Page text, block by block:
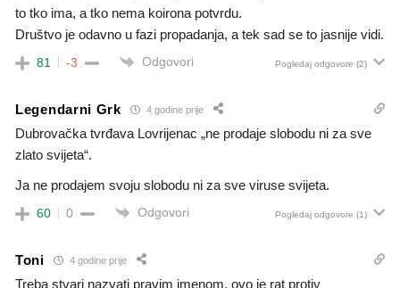
to tko ima, a tko nema koirona potvrdu.
Društvo je odavno u fazi propadanja, a tek sad se to jasnije vidi.
81 -3 Odgovori Pogledaj odgovore (2)
Legendarni Grk 4 godine prije
Dubrovačka tvrđava Lovrijenac „ne prodaje slobodu ni za sve
zlato svijeta“.
Ja ne prodajem svoju slobodu ni za sve viruse svijeta.
60 0 Odgovori Pogledaj odgovore (1)
Toni 4 godine prije
Treba stvari nazvati pravim imenom, ovo je rat protiv